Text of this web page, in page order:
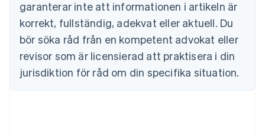
garanterar inte att informationen i artikeln är
korrekt, fullständig, adekvat eller aktuell. Du
bör söka råd från en kompetent advokat eller
revisor som är licensierad att praktisera i din
jurisdiktion för råd om din specifika situation.
Danmark
English
English
Fastlandskina
简体中文 English
Finland
EnglishSvenska